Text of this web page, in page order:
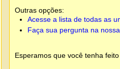
Outras opções:
Acesse a lista de todas as
Faça sua pergunta na
Esperamos que você tenha